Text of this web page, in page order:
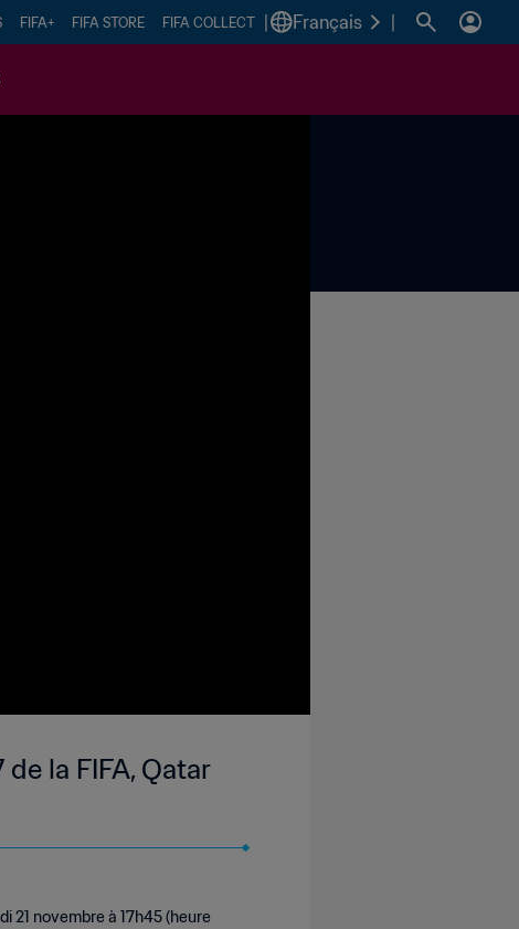
FIFA+ FIFA STORE FIFA COLLECT Français
la FIFA, Qatar
21 novembre à 17h45 (heure